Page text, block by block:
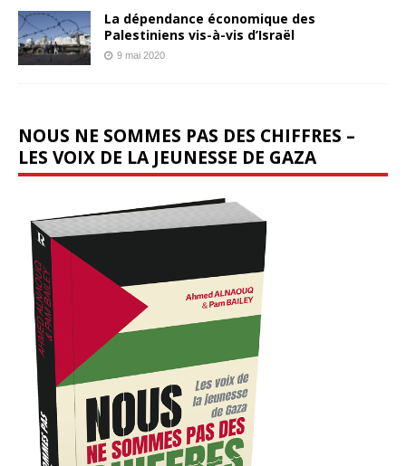
La dépendance économique des
Palestiniens vis-à-vis d’Israël
9 mai 2020
NOUS NE SOMMES PAS DES CHIFFRES –
LES VOIX DE LA JEUNESSE DE GAZA